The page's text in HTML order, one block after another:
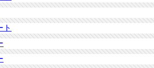
品】U-KANAYA アルミビレットレバー
12-22 用
品】U-KANAYA アルミビレットレバー
TWIN 900 25- 用
品】U-KANAYA アルミビレットレバー
用
ト